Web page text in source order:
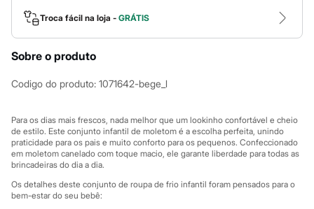
Chinelos
Rasteirinhas
Sandálias
Sapatilhas
Marcas
City
Mindset
Sawary
Yessica
Moda esportiva
Acessórios
Blusas
Calçados
Troca fácil na loja - GRÁTIS
Sobre o produto
Codigo do produto: 1071642-bege_l
Para os dias mais frescos, nada melhor que um lookinho confortável e cheio
de estilo. Este conjunto infantil de moletom é a escolha perfeita, unindo
praticidade para os pais e muito conforto para os pequenos. Confeccionado
em moletom canelado com toque macio, ele garante liberdade para todas as
brincadeiras do dia a dia.
Os detalhes deste conjunto de roupa de frio infantil foram pensados para o
bem-estar do seu bebê: